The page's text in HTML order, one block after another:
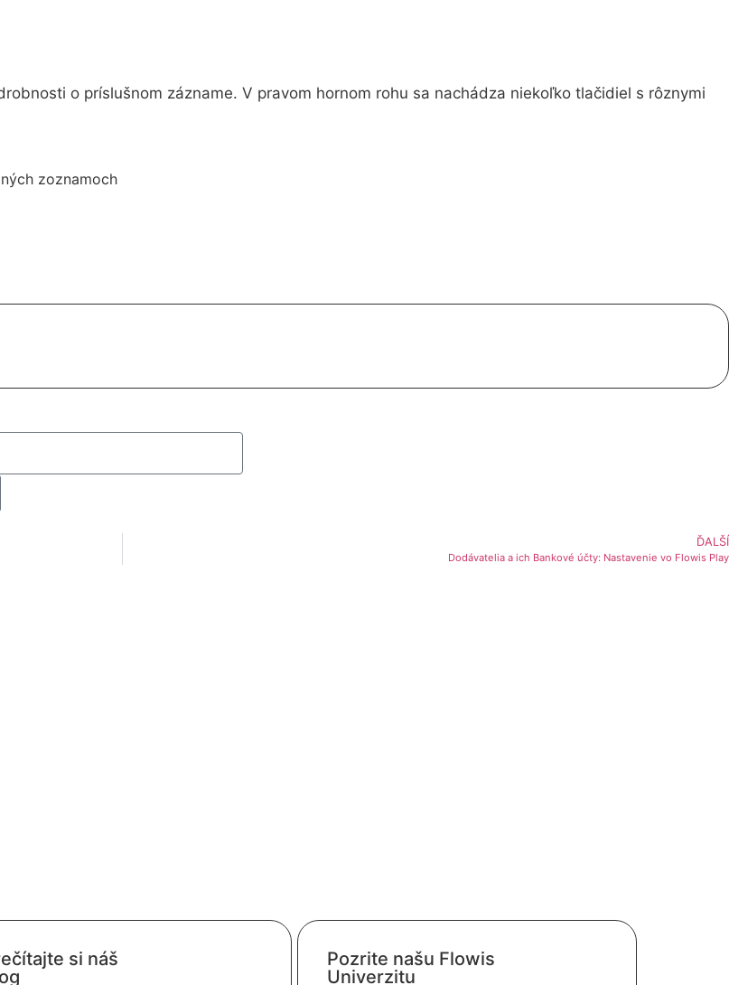
o príslušnom zázname. V pravom hornom rohu sa nachádza niekoľko tlačidiel s rôznymi
zoznamoch
ĎALŠÍ
Dodávatelia a ich Bankové účty: Nastavenie vo Flowis Play
si náš
Pozrite našu Flowis
Univerzitu